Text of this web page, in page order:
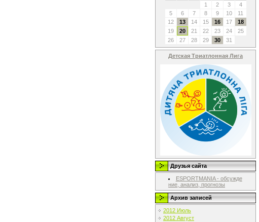
1
2 3
4
5
6 7 8 9 10
11
12
13 14 15 16 17
18
19
20 21 22 23 24
25
26
27 28 29 30 31
Детская Триатлонная Лига
Друзья сайта
ESPORTMANIA - обсужде
ние, анализ, прогнозы
Архив записей
2012 Июль
2012 Август